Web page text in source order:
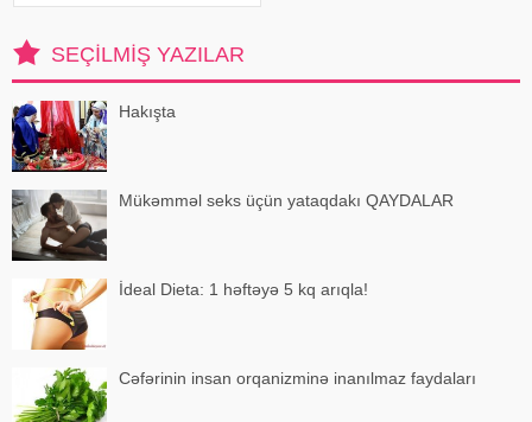
həyatında diqqətsiz bir şəxsiyyətə
sahib olduğu, ətrafındak
SEÇILMIŞ YAZILAR
Hakışta
Mükəmməl seks üçün yataqdakı QAYDALAR
İdeal Dieta: 1 həftəyə 5 kq arıqla!
Cəfərinin insan orqanizminə inanılmaz faydaları